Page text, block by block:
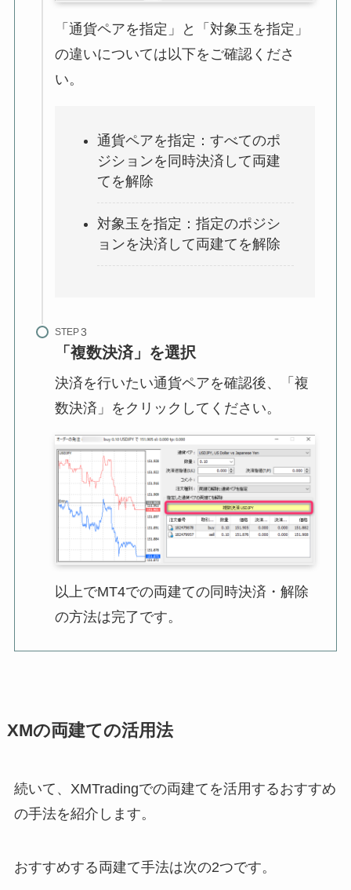
「通貨ペアを指定」と「対象玉を指定」
の違いについては以下をご確認くださ
い。
通貨ペアを指定：すべてのポ
ジションを同時決済して両建
てを解除
対象玉を指定：指定のポジシ
ョンを決済して両建てを解除
STEP
「複数決済」を選択
決済を行いたい通貨ペアを確認後、「複
数決済」をクリックしてください。
以上でMT4での両建ての同時決済・解除
の方法は完了です。
XMの両建ての活用法
続いて、XMTradingでの両建てを活用するおすすめ
の手法を紹介します。
おすすめする両建て手法は次の2つです。